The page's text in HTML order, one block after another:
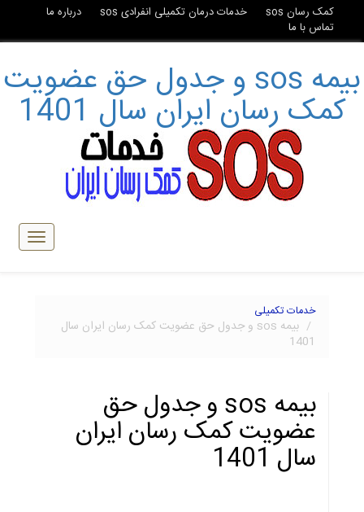
کمک رسان sos خدمات درمان تکمیلی انفرادی sos
درباره ما
تماس با ما
بیمه sos و جدول حق عضویت
کمک رسان ایران سال 1401
تبدیل
ناوبری
خدمات تکمیلی
بیمه sos و جدول حق عضویت کمک رسان ایران سال
1401
بیمه sos و جدول حق
عضویت کمک رسان ایران
سال 1401